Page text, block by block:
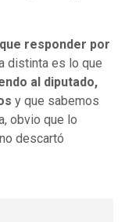
responder por
distinta es lo que
al diputado,
y que sabemos
obvio que lo
descartó